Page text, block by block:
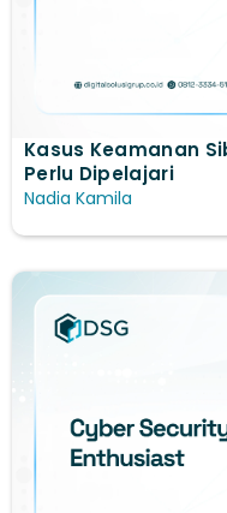
Kasus Keamanan
Perlu Dipelajari
Nadia Kamila